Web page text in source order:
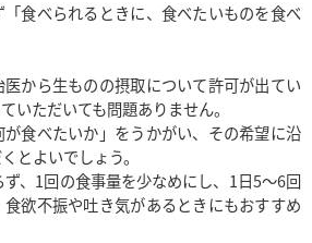
食べられるときに、食べたいものを食べ
から生ものの摂取について許可が出てい
いただいても問題ありません。
食べたいか」をうかがい、その希望に沿
とよいでしょう。
、1回の食事量を少なめにし、1日5〜6回
欲不振や吐き気があるときにもおすすめ